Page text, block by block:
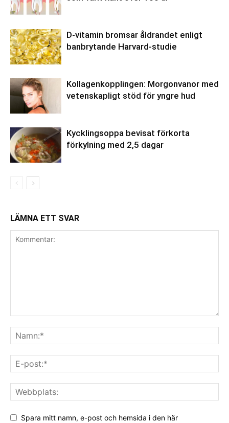
D-vitamin bromsar åldrandet enligt
banbrytande Harvard-studie
Kollagenkopplingen: Morgonvanor med
vetenskapligt stöd för yngre hud
Kycklingsoppa bevisat förkorta
förkylning med 2,5 dagar
LÄMNA ETT SVAR
Spara mitt namn, e-post och hemsida i den här